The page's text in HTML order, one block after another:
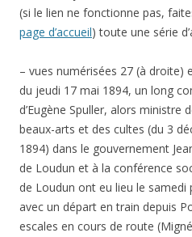
(si le lien ne fonctionne pas,
page d’accueil) toute une série
– vues numérisées 27 (à droite)
du jeudi 17 mai 1894, un long
d’Eugène Spuller, alors ministre
beaux-arts et des cultes (du 3
1894) dans le gouvernement
de Loudun et à la conférence
de Loudun ont eu lieu le
avec un départ en train depuis
escales en cours de route